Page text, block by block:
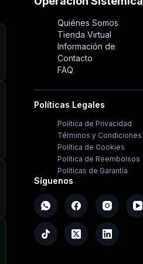
Quiénes Somos
Tienda Virtual
Información de
Contacto
FAQ
Políticas Legales
Política de Privacidad
Términos y Condiciones
Política de Cookies
Política de Reembolsos
Políticas de Garantía
Síguenos